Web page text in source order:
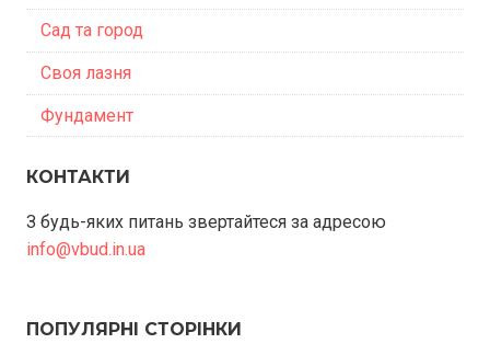
Сад та город
Своя лазня
Фундамент
КОНТАКТИ
З будь-яких питань звертайтеся за адресою
info@vbud.in.ua
ПОПУЛЯРНІ СТОРІНКИ